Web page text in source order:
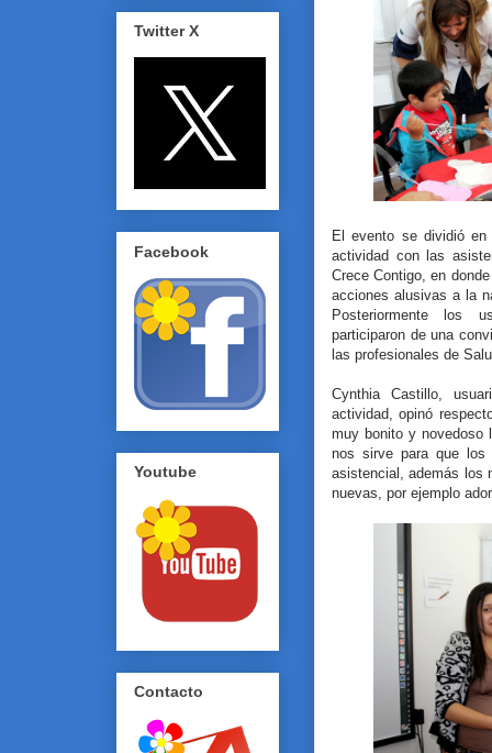
El evento se dividió
actividad con las
Crece Contigo, en
acciones alusivas a la
Posteriormente los
participaron de una
las profesionales de
Cynthia Castillo,
actividad, opinó
muy bonito y novedoso
nos sirve para que los
asistencial, además los
nuevas, por ejemplo
Twitter X
Facebook
Youtube
Contacto